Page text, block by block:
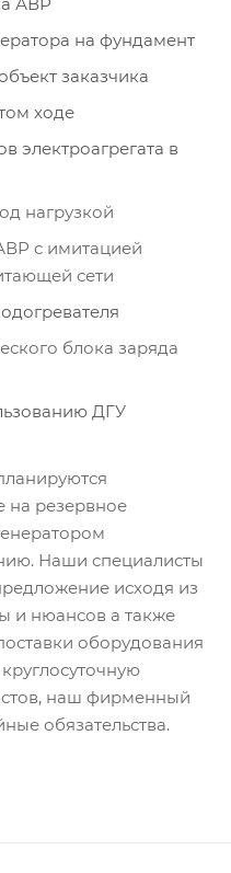
на фундамент
заказчика
ходе
электроагрегата в
нагрузкой
с имитацией
сети
блока заряда
ДГУ
на резервное
Наши специалисты
исходя из
и нюансов а также
оборудования
наш фирменный
обязательства.